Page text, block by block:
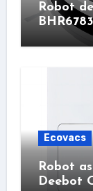
Robot
Ecovacs
Robot
Deebot